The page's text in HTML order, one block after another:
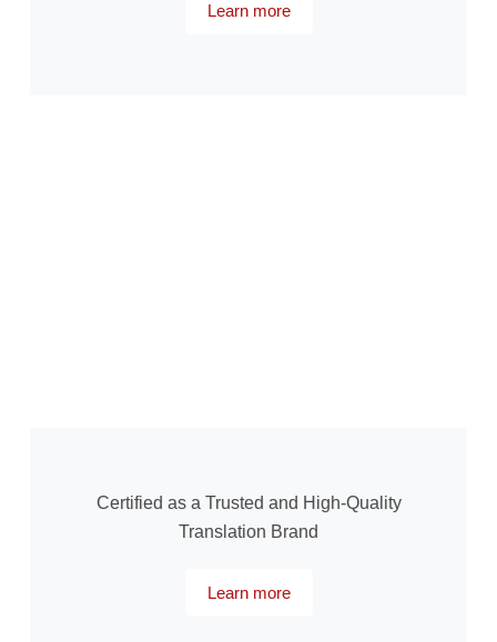
Learn more
Certified as a Trusted and High-Quality
Translation Brand
Learn more